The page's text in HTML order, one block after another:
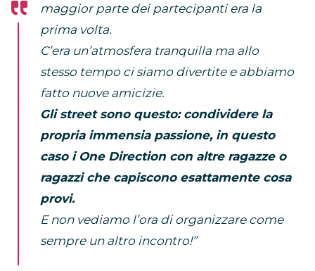
maggior parte dei partecipanti era la
prima volta.
C’era un’atmosfera tranquilla ma allo
stesso tempo ci siamo divertite e abbiamo
fatto nuove amicizie.
Gli street sono questo: condividere la
propria immensia passione, in questo
caso i One Direction con altre ragazze o
ragazzi che capiscono esattamente cosa
provi.
E non vediamo l’ora di organizzare come
sempre un altro incontro!”